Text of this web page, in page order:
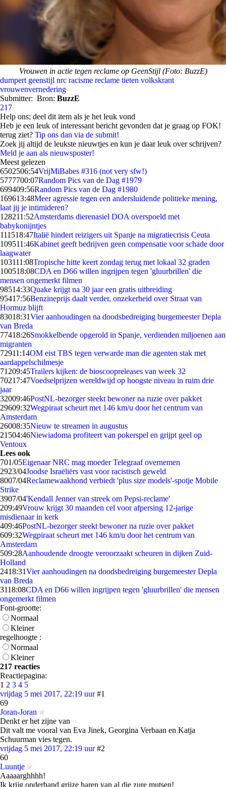
Vrouwen in actie tegen reclame op GeenStijl (Foto: BuzzE)
dumpert geenstijl nrc racisme reclame tieten volkskrant
vrouwenvernedering
Submitter: Bron: BuzzE
217
Help ons; deel dit item als je het leuk vond
Heb je een leuk of interessant bericht gevonden dat je graag op FOK!
terug ziet? Tip ons dan via de submit!
Zoek jij altijd de leukste nieuwtjes en kun je daar leuk over schrijven?
Meld je aan als nieuwsposter!
Meest gelezen
6502506:54VrijMiBabes #316 (not very sfw!)
5777700:07Random Pics van de Dag #1979
699409:56Random Pics van de Dag #1980
169613:48Meer agressie tegen een andersluidende politieke mening,
laat jij je intimideren?
128211:52Amsterdams dierenasiel DOA overspoeld met
babykonijntjes
111518:47Italië hindert reizigers uit Spanje na migratiecrisis Ceuta
109511:46Kabinet geeft bedrijven geen compensatie voor schade door
laagwater
103111:08Tropische hitte keert zondag terug met lokaal 32 graden
100518:08CDA en D66 willen ingrijpen tegen 'gluurbrillen' die
mensen ongemerkt filmen
98514:33Quake krijgt na 30 jaar een gratis uitbreiding
95417:56Benzineprijs daalt verder, onzekerheid over Straat van
Hormuz blijft
83018:31Vier aanhoudingen na doodsbedreiging burgemeester Depla
van Breda
77418:26Smokkelbende opgerold in Spanje, verdienden miljoenen aan
migranten
72911:14OM eist TBS tegen verwarde man die agenten stak met
aardappelschilmesje
71209:45Trailers kijken: de bioscoopreleases van week 32
70217:47Voedselprijzen wereldwijd op hoogste niveau in ruim drie
jaar
32009:46PostNL-bezorger steekt bewoner na ruzie over pakket
29609:32Wegpiraat scheurt met 146 km/u door het centrum van
Amsterdam
26008:35Nieuw te streamen in augustus
21504:46Niewiadoma profiteert van pokerspel en grijpt geel op
Ventoux
Lees ook
701/05Eigenaar NRC mag moeder Telegraaf overnemen
2923/04Joodse Israëliërs vast voor racistisch geweld
8007/04Reclamewaakhond verbiedt 'plus size models'-spotje Mobile
Strike
3907/04'Kendall Jenner van streek om Pepsi-reclame'
209:49Vrouw krijgt 30 maanden cel voor afpersing 12-jarige
misdienaar in kerk
409:46PostNL-bezorger steekt bewoner na ruzie over pakket
609:32Wegpiraat scheurt met 146 km/u door het centrum van
Amsterdam
509:28Aanhoudende droogte veroorzaakt scheuren in dijken Zuid-
Holland
2418:31Vier aanhoudingen na doodsbedreiging burgemeester Depla
van Breda
3118:08CDA en D66 willen ingrijpen tegen 'gluurbrillen' die mensen
ongemerkt filmen
Font-grootte:
Normaal
Kleiner
regelhoogte :
Normaal
Kleiner
217 reacties
Reactiepagina:
1 2 3 4 5
vrijdag 5 mei 2017, 22:19 uur #1
69
Joran-Joran
Denkt er het zijne van
Dit valt me vooral van Eva Jinek, Georgina Verbaan en Katja
Schuurman vies tegen.
vrijdag 5 mei 2017, 22:19 uur #2
60
Luuntje
Aaaaarghhhh!
Ik krijg onderhand grijze haren van al die zure mutsen!